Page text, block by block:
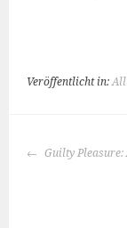
Veröffentlicht in:
BEITRAGS-
NAVIGATION
Guilty